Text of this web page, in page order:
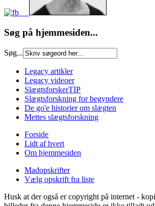
Søg på hjemmesiden...
Søg...
Legacy artikler
Legacy videoer
SlægtsforskerTIP
Slægtsforskning for begyndere
De go'e historier om slægten
Mettes slægtsforskning
Forside
Lidt af hvert
Om hjemmesiden
Madopskrifter
Vælg opskrift fra liste
Husk at der også er copyright på internet -